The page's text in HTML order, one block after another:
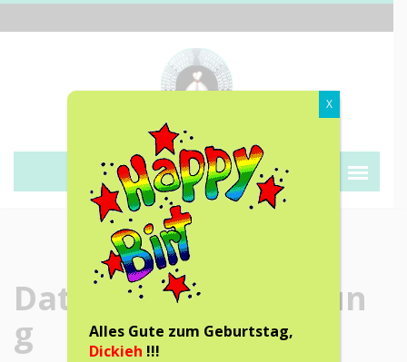
Kegeln ist kein fairer Sport!
Datenschutzerklärun
g
Alles Gute zum Geburtstag,
Dickieh !!!
X